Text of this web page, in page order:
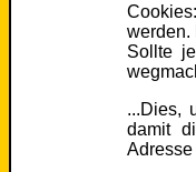
werden.
Sollte
...Dies,
damit